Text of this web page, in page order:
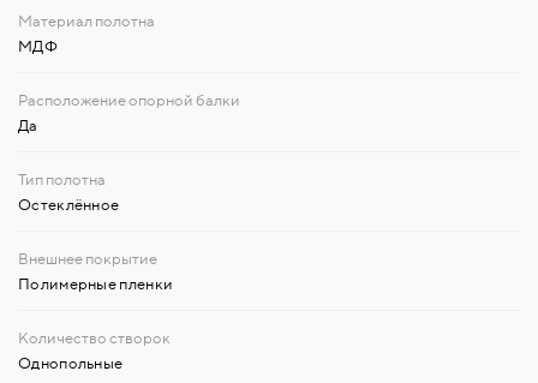
МДФ
Да
Остеклённое
Полимерные пленки
Однопольные